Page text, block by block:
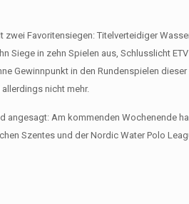
Favoritensiegen: Titelverteidiger
Siege in zehn Spielen aus, Schlusslicht
Gewinnpunkt in den Rundenspielen
nicht mehr.
Am kommenden Wochenende
Szentes und der Nordic Water Polo